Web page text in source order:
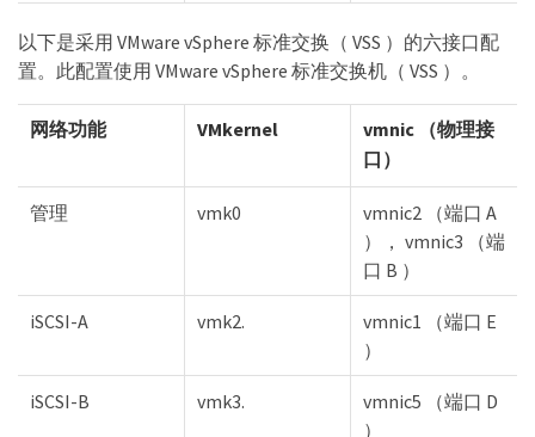
以下是采用 VMware vSphere 标准交换（ VSS ）的六接口配
置。此配置使用 VMware vSphere 标准交换机（ VSS ）。
网络功能 VMkernel
vmnic （物理接
口）
管理 vmk0
vmnic2 （端口 A
）， vmnic3 （端
口 B ）
iSCSI-A vmk2.
vmnic1 （端口 E
）
iSCSI-B vmk3.
vmnic5 （端口 D
）